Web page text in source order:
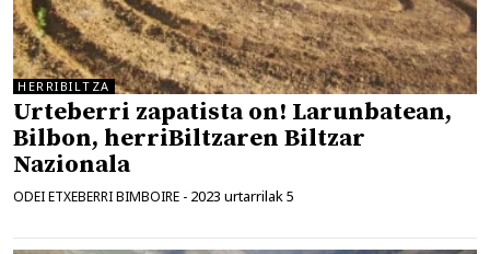
HERRIBILTZA
Urteberri zapatista on! Larunbatean,
Bilbon, herriBiltzaren Biltzar
Nazionala
ODEI ETXEBERRI BIMBOIRE - 2023 urtarrilak 5